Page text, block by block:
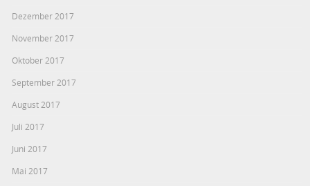
Dezember 2017
November 2017
Oktober 2017
September 2017
August 2017
Juli 2017
Juni 2017
Mai 2017